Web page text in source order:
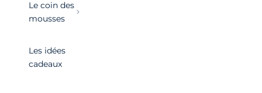
Le coin des
mousses
Les idées
cadeaux